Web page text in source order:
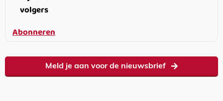
volgers
Abonneren
Meld je aan voor de nieuwsbrief